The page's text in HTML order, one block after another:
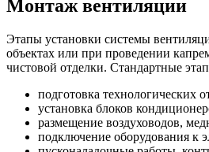
Монтаж вентиляции
Этапы установки системы
объектах или при проведении
чистовой отделки. Стандартные
подготовка технологических
установка блоков
размещение воздуховодов,
подключение оборудования к